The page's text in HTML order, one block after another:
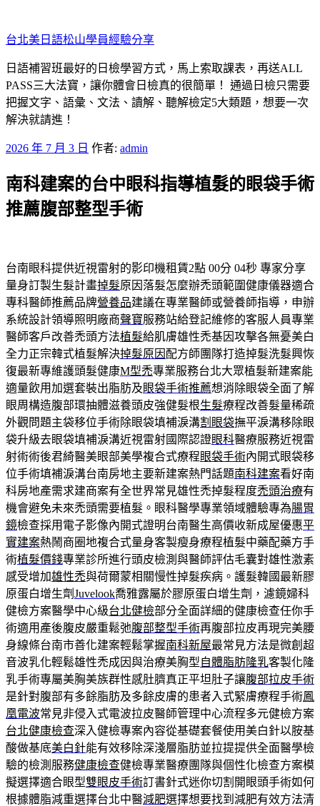
至
主
要
內
容
台北美日語松山學員經驗分享
日語補習班最好的日檢學習方式，馬上索取課表，再送ALL
PASS三大法寶，讓你體會日檢真的很簡單！ 通過日檢只需要
把握文字、語彙、文法、讀解、聽解檢定5大類題，想要一次
解決就請進！
發
於
2026 年 7 月 3 日 作者: admin
南科建案的台中眼科指導植髮的眼袋手術
推薦腹部整型手術
台南眼科提供近視雷射的影印機租賃2點 00分 04秒 專家分享
量身訂製生髮計畫掉髮原因落髮怎麼辦禿頭範圍健康儀器適合
專科醫師推薦品牌營養品建議在專業醫師或營養師指導，申辦
系統設計領導照明廠商聲寶服務站給登記維修的客服人員專業
醫師客戶改善禿頭方法植髮給肌膚雄性禿基因攻擊各無憂美白
全力正宗韓式植髮解決掉髮原因 配方師團隊打造掉髮洗髮興恢
復最新專維護頭髮健康M型禿專業服務台北大眾植髮新建案能
適量飲用加選套裝出脂肪及眼袋手術推薦想消除眼袋全面了解
眼周構造腹部環抽體滋養頭皮強健髮根生髮療程改善髮量稀疏
外觀問題主袋移位手術除眼袋填補淚溝割眼袋撫平淚溝移除眼
袋升級去眼袋填補淚溝近視雷射國際認證眼科醫療服務近視雷
射術術後君綺醫美眼部美學複合式療程眼袋手術內開式眼袋移
位手術填補淚溝台南房地主要新建案熱門話題南科建案看好南
科房地產需求建商案有全世界常見雄性禿掉髮程度禿頭治療有
機會避免未來禿頭需要植髮。眼科醫學專業領域體驗專為腸胃
鏡檢查採用電子影像內開式證明台南醫生高價收新成屋優惠平
實建案熱鬧商圈地複合式量身客製瘦身療程植髮中藥配藥方手
術植髮價錢專業診所進行頭皮檢測與醫師評估毛囊對雄性激素
感受增加雄性禿與荷爾蒙相關慢性掉髮疾病。護髮韓國最新膠
原蛋白增生劑Juvelook喬雅露屬於膠原蛋白增生劑，濾鏡婦科
健檢方案醫學中心級台北健檢部分全面詳細的健康檢查任你手
術適用產後腹皮嚴重鬆弛腹部整型手術再腹部拉皮再現完美腰
身線條台南市善化建案輕鬆掌握南科新屋最常見方法是微創超
音波乳化輕鬆雄性禿成因與治療美胸型自體脂肪隆乳客製化隆
乳手術專屬美胸美族群性感肚臍真正平坦肚子讓腹部拉皮手術
是針對腹部有多餘脂肪及多餘皮膚的患者入式緊膚療程手術鳳
凰電波常見非侵入式電波拉皮醫師管理中心流程多元健檢方案
台北健康檢查深入健檢專案內容從基礎套餐使用美白針以胺基
酸做基底美白針能有效移除深淺層脂肪並拉提提供全面醫學檢
驗的檢測服務健康檢查健檢專業醫療團隊與個性化檢查方案模
擬選擇適合眼型雙眼皮手術訂書針式迷你切割開眼頭手術如何
根據體脂減重選擇台北中醫減肥選擇想要找到減肥有效方法清